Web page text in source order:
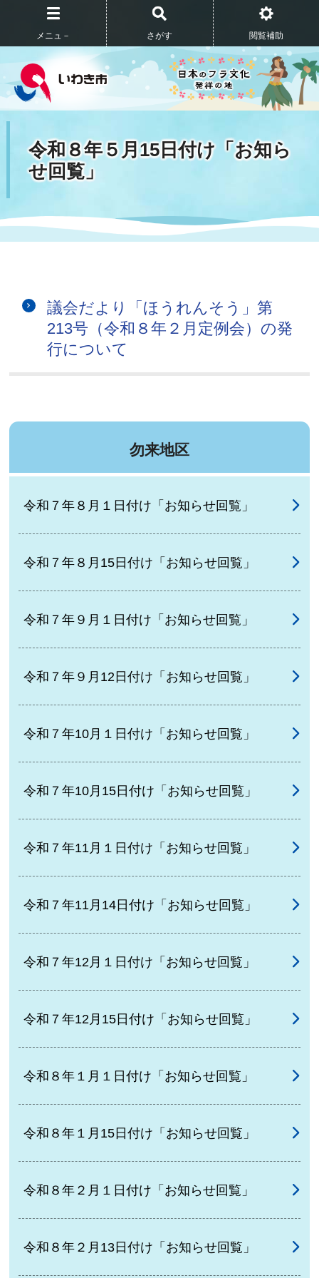
メニュ－ さがす 閲覧補助
令和８年５月15日付け「お知ら
せ回覧」
議会だより「ほうれんそう」第
213号（令和８年２月定例会）の発
行について
勿来地区
令和７年８月１日付け「お知らせ回覧」
令和７年８月15日付け「お知らせ回覧」
令和７年９月１日付け「お知らせ回覧」
令和７年９月12日付け「お知らせ回覧」
令和７年10月１日付け「お知らせ回覧」
令和７年10月15日付け「お知らせ回覧」
令和７年11月１日付け「お知らせ回覧」
令和７年11月14日付け「お知らせ回覧」
令和７年12月１日付け「お知らせ回覧」
令和７年12月15日付け「お知らせ回覧」
令和８年１月１日付け「お知らせ回覧」
令和８年１月15日付け「お知らせ回覧」
令和８年２月１日付け「お知らせ回覧」
令和８年２月13日付け「お知らせ回覧」